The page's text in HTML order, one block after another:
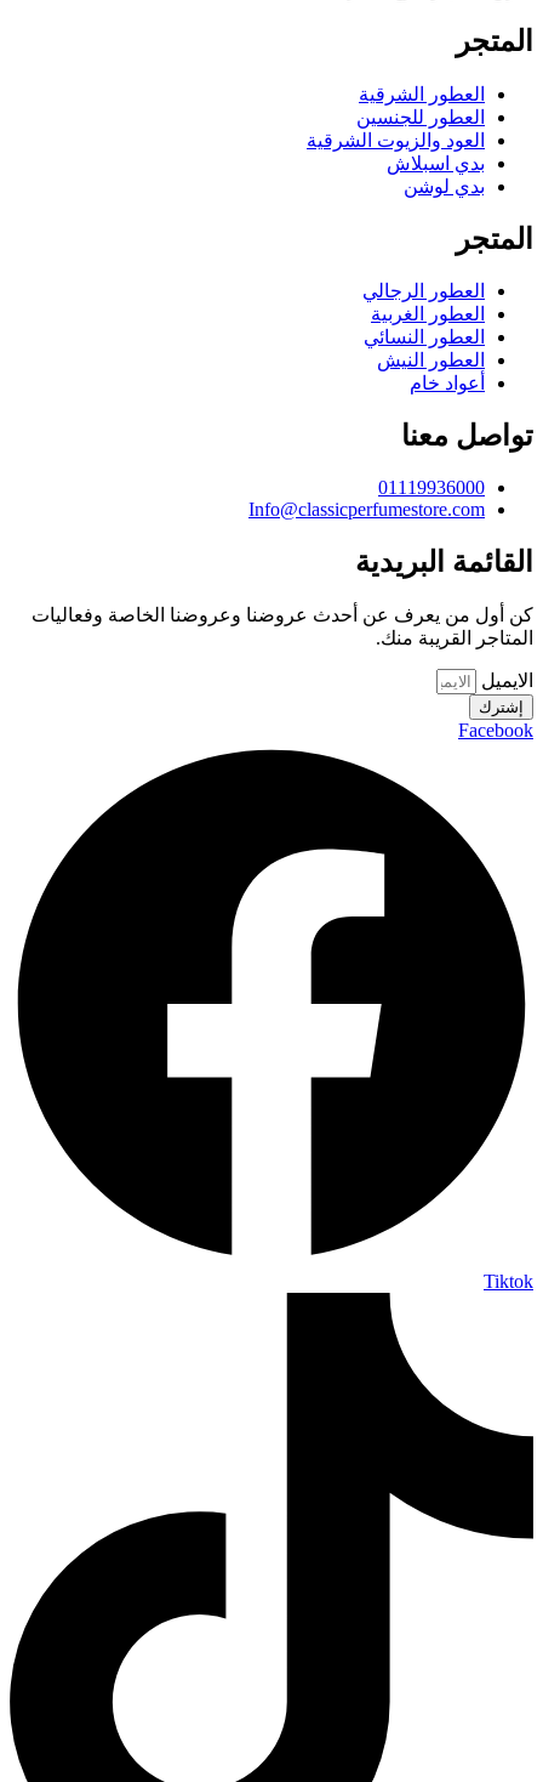
المتجر
العطور الشرقية
العطور للجنسين
العود والزيوت الشرقية
بدي اسبلاش
بدي لوشن
المتجر
العطور الرجالي
العطور الغربية
العطور النسائي
العطور النيش
أعواد خام
تواصل معنا
01119936000
Info@classicperfumestore.com
القائمة البريدية
كن أول من يعرف عن أحدث عروضنا وعروضنا الخاصة وفعاليات
المتاجر القريبة منك.
الايميل
إشترك
Facebook
Tiktok